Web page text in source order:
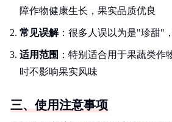
障作物健康生长，果实品质优良
常见误解：很多人误以为是"珍甜"
适用范围 ：特别适合用于果蔬类作
时不影响果实风味
三、使用注意事项